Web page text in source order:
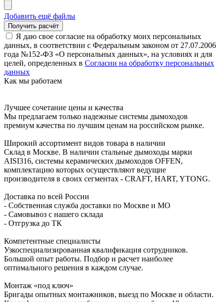
Добавить ещё файлы
Я даю свое согласие на обработку моих персональных
данных, в соответствии с Федеральным законом от 27.07.2006
года №152-ФЗ «О персональных данных», на условиях и для
целей, определенных в Согласии на обработку персональных
данных
Как мы работаем
Лучшее сочетание цены и качества
Мы предлагаем только надежные системы дымоходов
премиум качества по лучшим ценам на российском рынке.
Широкий ассортимент видов товара в наличии
Склад в Москве. В наличии стальные дымоходы марки
AISI316, системы керамических дымоходов OFFEN,
комплектацию которых осуществляют ведущие
производителя в своих сегментах - CRAFT, HART, YTONG.
Доставка по всей России
- Собственная служба доставки по Москве и МО
- Самовывоз с нашего склада
- Отгрузка до ТК
Компетентные специалисты
Узкоспециализированная квалификация сотрудников.
Большой опыт работы. Подбор и расчет наиболее
оптимального решения в каждом случае.
Монтаж «под ключ»
Бригады опытных монтажников, выезд по Москве и области.